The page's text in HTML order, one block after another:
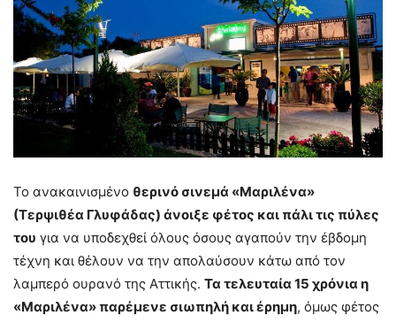
Το ανακαινισμένο θερινό σινεμά «Μαριλένα»
(Τερψιθέα Γλυφάδας) άνοιξε φέτος και πάλι τις πύλες
του για να υποδεχθεί όλους όσους αγαπούν την έβδομη
τέχνη και θέλουν να την απολαύσουν κάτω από τον
λαμπερό ουρανό της Αττικής. Τα τελευταία 15 χρόνια η
«Μαριλένα» παρέμενε σιωπηλή και έρημη, όμως φέτος